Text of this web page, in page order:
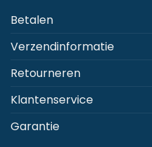
Betalen
Verzendinformatie
Retourneren
Klantenservice
Garantie